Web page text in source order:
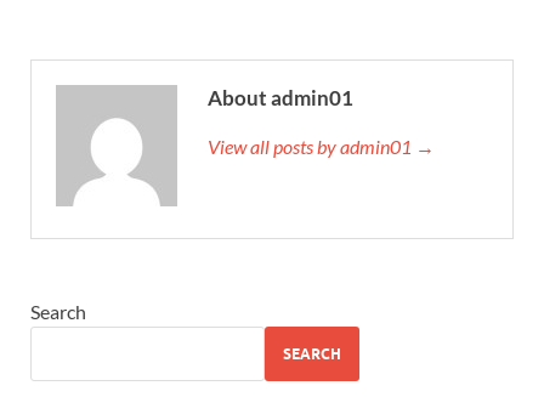
About admin01
View all posts by admin01 →
Search
SEARCH